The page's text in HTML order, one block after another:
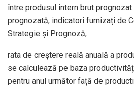
între produsul intern brut
prognozată, indicatori furnizați de
Strategie și Prognoză;
rata de creștere reală anuală a
se calculează pe baza
pentru anul următor față de